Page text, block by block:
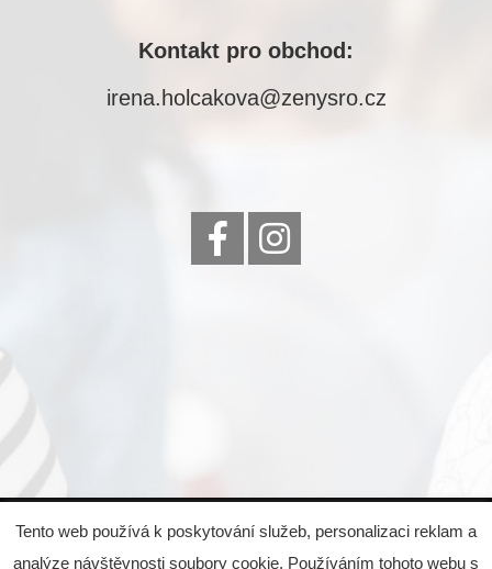
Kontakt pro obchod:
irena.holcakova@zenysro.cz
© 2022 Eva Čejková, všechna práva vyhrazena,
Tento web používá k poskytování služeb, personalizaci reklam a
analýze návštěvnosti soubory cookie. Používáním tohoto webu s